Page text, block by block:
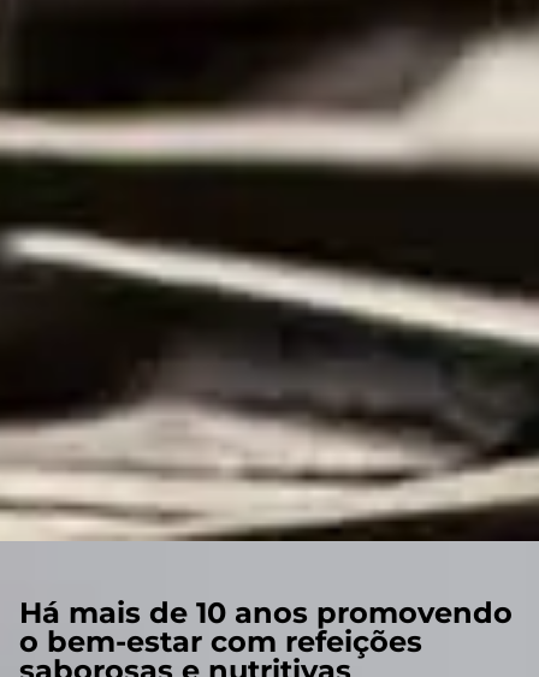
Há mais de 10 anos promovendo
o bem-estar com refeições